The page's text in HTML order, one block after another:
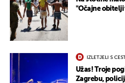
"Očajne obitelji
IZLETJELI S
Užas! Troje
Zagrebu,